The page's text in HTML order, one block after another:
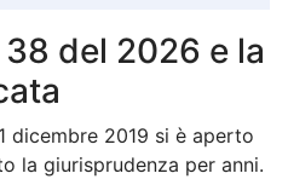
del 2026 e la
dicembre 2019 si è aperto
la giurisprudenza per anni.